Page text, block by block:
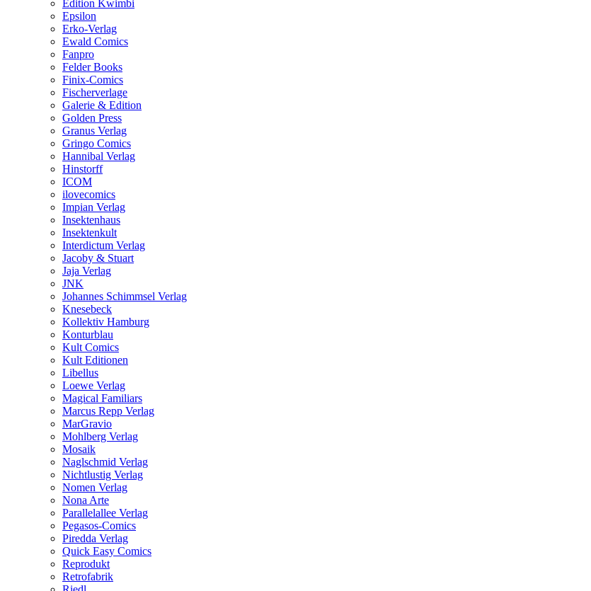
Edition Kwimbi
Epsilon
Erko-Verlag
Ewald Comics
Fanpro
Felder Books
Finix-Comics
Fischerverlage
Galerie & Edition
Golden Press
Granus Verlag
Gringo Comics
Hannibal Verlag
Hinstorff
ICOM
ilovecomics
Impian Verlag
Insektenhaus
Insektenkult
Interdictum Verlag
Jacoby & Stuart
Jaja Verlag
JNK
Johannes Schimmsel Verlag
Knesebeck
Kollektiv Hamburg
Konturblau
Kult Comics
Kult Editionen
Libellus
Loewe Verlag
Magical Familiars
Marcus Repp Verlag
MarGravio
Mohlberg Verlag
Mosaik
Naglschmid Verlag
Nichtlustig Verlag
Nomen Verlag
Nona Arte
Parallelallee Verlag
Pegasos-Comics
Piredda Verlag
Quick Easy Comics
Reprodukt
Retrofabrik